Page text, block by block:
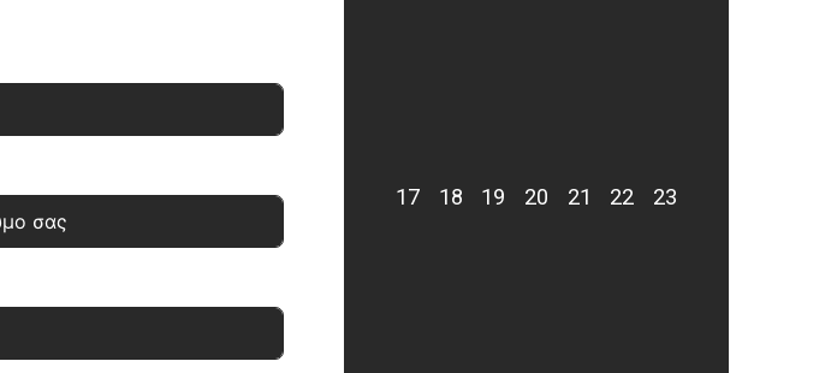
17 18 19 20 21 22 23